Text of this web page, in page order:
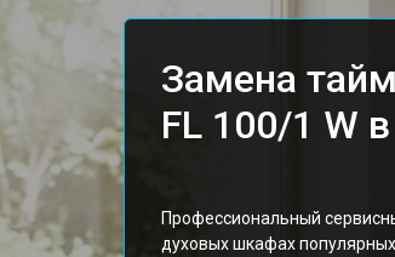
Замена
FL 100/1 W
Профессиональный
духовых шкафах